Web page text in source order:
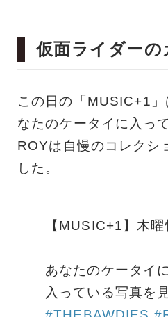
仮面ライダーの
この日の「MUSIC+1
なたのケータイに入っ
ROYは自慢のコレクシ
した。
【MUSIC+1】木
あなたのケータイに
入っている写真を